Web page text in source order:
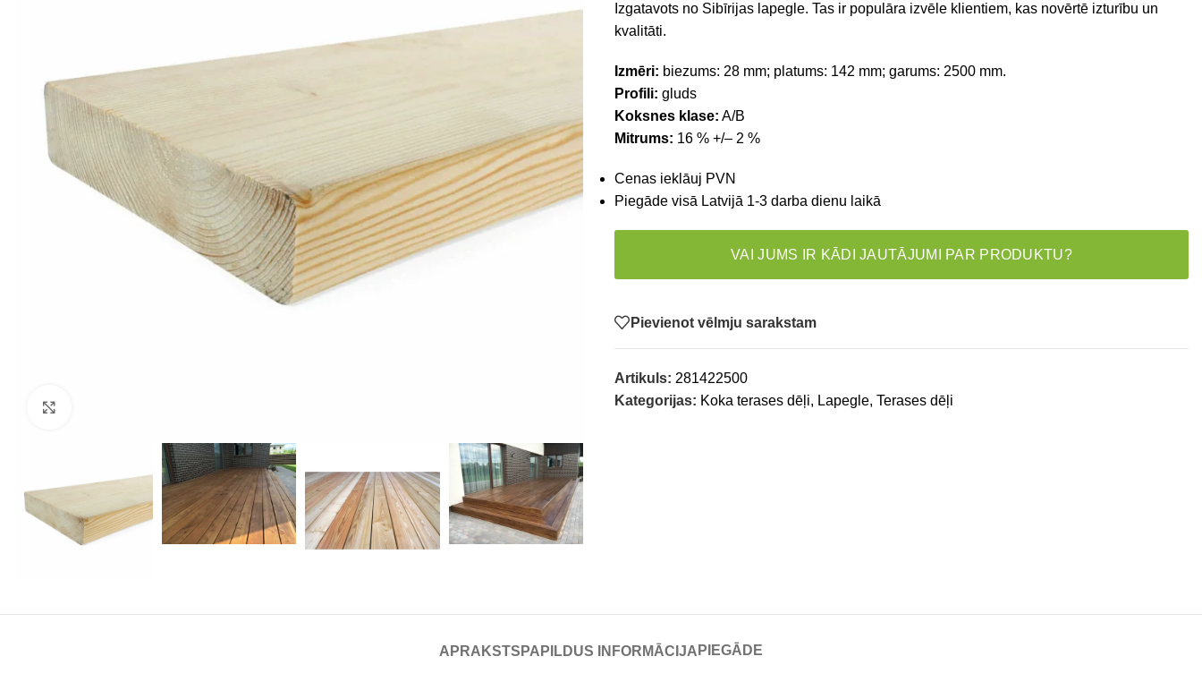
Izgatavots no Sibīrijas lapegle. Tas ir populāra izvēle klientiem, kas novērtē izturību un
kvalitāti.
Izmēri: biezums: 28 mm; platums: 142 mm; garums: 2500 mm.
Profili: gluds
Koksnes klase: A/B
Mitrums: 16 % +/– 2 %
Cenas ieklāuj PVN
Piegāde visā Latvijā 1-3 darba dienu laikā
VAI JUMS IR KĀDI JAUTĀJUMI PAR PRODUKTU?
Pievienot vēlmju sarakstam
Artikuls: 281422500
Kategorijas: Koka terases dēļi, Lapegle, Terases dēļi
APRAKSTS PAPILDUS INFORMĀCIJA PIEGĀDE